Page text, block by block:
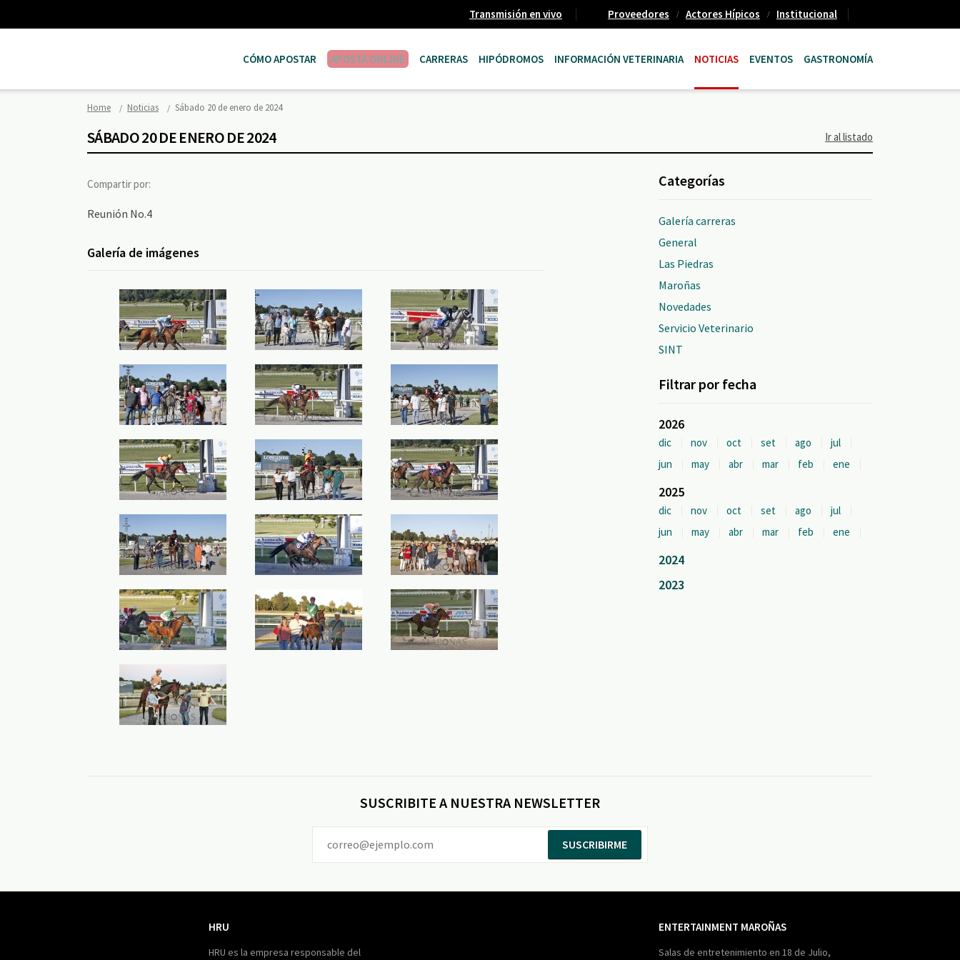
Transmisión en vivo Proveedores Actores Hípicos Institucional
CÓMO APOSTAR APOSTÁ ONLINE CARRERAS HIPÓDROMOS INFORMACIÓN VETERINARIA NOTICIAS EVENTOS GASTRONOMÍA
Home Noticias Sábado 20 de enero de 2024
SÁBADO 20 DE ENERO DE 2024 Ir al listado
Compartir por:
Reunión No.4
Galería de imágenes
Categorías
Galería carreras
General
Las Piedras
Maroñas
Novedades
Servicio Veterinario
SINT
Filtrar por fecha
2026
dic nov oct set ago
jul
jun
may abr mar feb ene
2025
dic nov oct set ago
jul
jun
may abr mar feb ene
2024
2023
SUSCRIBITE A NUESTRA NEWSLETTER
SUSCRIBIRME
HRU
HRU es la empresa responsable del
ENTERTAINMENT MAROÑAS
Salas de entretenimiento en 18 de Julio,